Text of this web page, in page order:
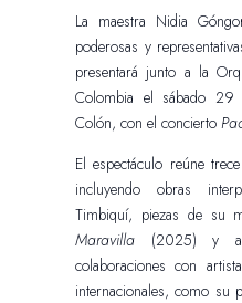
La maestra Nidia
poderosas y
presentará junto a la
Colombia el sábado 29
Colón, con el concierto
El espectáculo reúne
incluyendo obras
Timbiquí, piezas de su
Maravilla (2025) y
colaboraciones con
internacionales, como su